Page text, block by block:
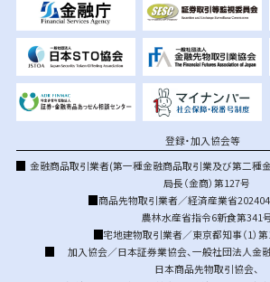
登録・加入協会等
金融商品取引業者(第一種金融商品取引業及び第二種
局長（金商）第127号
商品先物取引業者／経済産業省
農林水産省指令6新食第341
宅地建物取引業者／東京都知事（1）
加入協会／日本証券業協会、 一般社団法人金
日本商品先物取引協会、